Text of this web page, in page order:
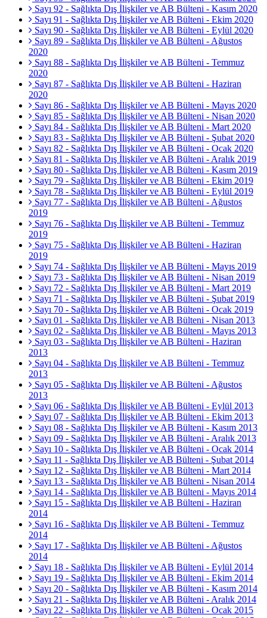
Sayı 92 - Sağlıkta Dış İlişkiler ve AB Bülteni - Kasım 2020
Sayı 91 - Sağlıkta Dış İlişkiler ve AB Bülteni - Ekim 2020
Sayı 90 - Sağlıkta Dış İlişkiler ve AB Bülteni - Eylül 2020
Sayı 89 - Sağlıkta Dış İlişkiler ve AB Bülteni - Ağustos
2020
Sayı 88 - Sağlıkta Dış İlişkiler ve AB Bülteni - Temmuz
2020
Sayı 87 - Sağlıkta Dış İlişkiler ve AB Bülteni - Haziran
2020
Sayı 86 - Sağlıkta Dış İlişkiler ve AB Bülteni - Mayıs 2020
Sayı 85 - Sağlıkta Dış İlişkiler ve AB Bülteni - Nisan 2020
Sayı 84 - Sağlıkta Dış İlişkiler ve AB Bülteni - Mart 2020
Sayı 83 - Sağlıkta Dış İlişkiler ve AB Bülteni - Şubat 2020
Sayı 82 - Sağlıkta Dış İlişkiler ve AB Bülteni - Ocak 2020
Sayı 81 - Sağlıkta Dış İlişkiler ve AB Bülteni - Aralık 2019
Sayı 80 - Sağlıkta Dış İlişkiler ve AB Bülteni - Kasım 2019
Sayı 79 - Sağlıkta Dış İlişkiler ve AB Bülteni - Ekim 2019
Sayı 78 - Sağlıkta Dış İlişkiler ve AB Bülteni - Eylül 2019
Sayı 77 - Sağlıkta Dış İlişkiler ve AB Bülteni - Ağustos
2019
Sayı 76 - Sağlıkta Dış İlişkiler ve AB Bülteni - Temmuz
2019
Sayı 75 - Sağlıkta Dış İlişkiler ve AB Bülteni - Haziran
2019
Sayı 74 - Sağlıkta Dış İlişkiler ve AB Bülteni - Mayıs 2019
Sayı 73 - Sağlıkta Dış İlişkiler ve AB Bülteni - Nisan 2019
Sayı 72 - Sağlıkta Dış İlişkiler ve AB Bülteni - Mart 2019
Sayı 71 - Sağlıkta Dış İlişkiler ve AB Bülteni - Şubat 2019
Sayı 70 - Sağlıkta Dış İlişkiler ve AB Bülteni - Ocak 2019
Sayı 01 - Sağlıkta Dış İlişkiler ve AB Bülteni - Nisan 2013
Sayı 02 - Sağlıkta Dış İlişkiler ve AB Bülteni - Mayıs 2013
Sayı 03 - Sağlıkta Dış İlişkiler ve AB Bülteni - Haziran
2013
Sayı 04 - Sağlıkta Dış İlişkiler ve AB Bülteni - Temmuz
2013
Sayı 05 - Sağlıkta Dış İlişkiler ve AB Bülteni - Ağustos
2013
Sayı 06 - Sağlıkta Dış İlişkiler ve AB Bülteni - Eylül 2013
Sayı 07 - Sağlıkta Dış İlişkiler ve AB Bülteni - Ekim 2013
Sayı 08 - Sağlıkta Dış İlişkiler ve AB Bülteni - Kasım 2013
Sayı 09 - Sağlıkta Dış İlişkiler ve AB Bülteni - Aralık 2013
Sayı 10 - Sağlıkta Dış İlişkiler ve AB Bülteni - Ocak 2014
Sayı 11 - Sağlıkta Dış İlişkiler ve AB Bülteni - Şubat 2014
Sayı 12 - Sağlıkta Dış İlişkiler ve AB Bülteni - Mart 2014
Sayı 13 - Sağlıkta Dış İlişkiler ve AB Bülteni - Nisan 2014
Sayı 14 - Sağlıkta Dış İlişkiler ve AB Bülteni - Mayıs 2014
Sayı 15 - Sağlıkta Dış İlişkiler ve AB Bülteni - Haziran
2014
Sayı 16 - Sağlıkta Dış İlişkiler ve AB Bülteni - Temmuz
2014
Sayı 17 - Sağlıkta Dış İlişkiler ve AB Bülteni - Ağustos
2014
Sayı 18 - Sağlıkta Dış İlişkiler ve AB Bülteni - Eylül 2014
Sayı 19 - Sağlıkta Dış İlişkiler ve AB Bülteni - Ekim 2014
Sayı 20 - Sağlıkta Dış İlişkiler ve AB Bülteni - Kasım 2014
Sayı 21 - Sağlıkta Dış İlişkiler ve AB Bülteni - Aralık 2014
Sayı 22 - Sağlıkta Dış İlişkiler ve AB Bülteni - Ocak 2015